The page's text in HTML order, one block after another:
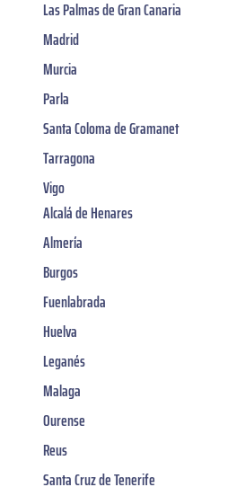
Las Palmas de Gran Canaria
Madrid
Murcia
Parla
Santa Coloma de Gramanet
Tarragona
Vigo
Alcalá de Henares
Almería
Burgos
Fuenlabrada
Huelva
Leganés
Malaga
Ourense
Reus
Santa Cruz de Tenerife